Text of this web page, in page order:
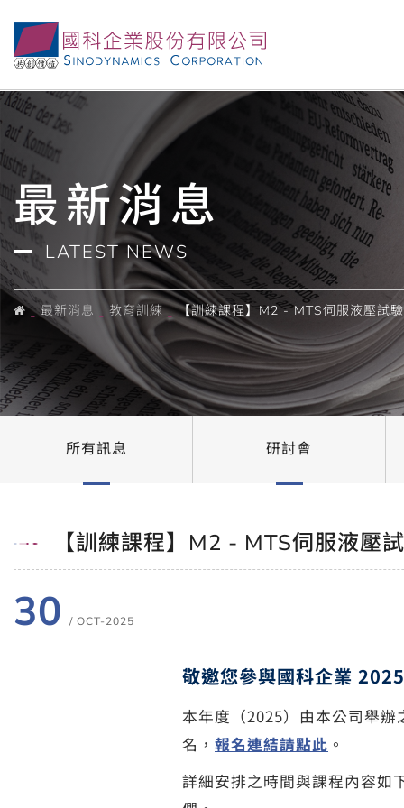
最新消息
LATEST NEWS
最新消息 教育訓練 【訓練課程】M2 - MTS伺服液壓試
所有訊息 研討會
【訓練課程】M2 - MTS伺服液
30 / OCT-2025
敬邀您參與國科企業
本年度（2025）由本公司舉辦
名， 報名連結請點此 。
詳細安排之時間與課程內容如